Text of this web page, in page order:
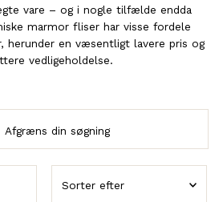
vare – og i nogle tilfælde endda
marmor fliser har visse fordele
en væsentligt lavere pris og
vedligeholdelse.
Afgræns din søgning